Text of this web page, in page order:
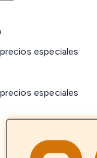
especiales
especiales